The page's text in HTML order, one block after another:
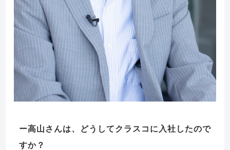
高山さんは、どうしてクラスコに入社したので
すか？